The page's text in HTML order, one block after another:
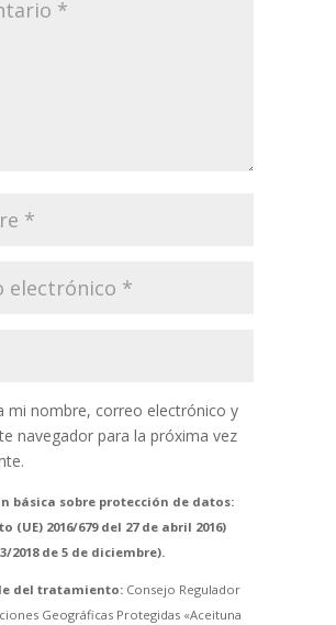
mi nombre, correo electrónico y
navegador para la próxima vez
básica sobre protección de datos:
(UE) 2016/679 del 27 de abril 2016)
3/2018 de 5 de diciembre).
del tratamiento:Consejo Regulador
Geográficas Protegidas «Aceituna